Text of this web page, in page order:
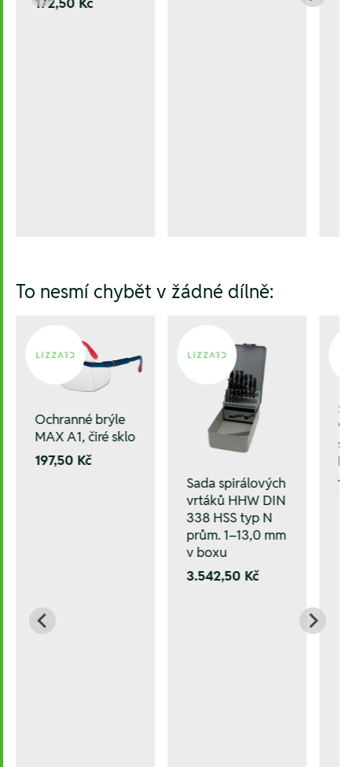
172,50 Kč
To nesmí chybět v žádné dílně:
Ochranné brýle
MAX A1, čiré sklo
197,50 Kč
Sada spirálových
vrtáků HHW DIN
338 HSS typ N
prům. 1–13,0 mm
v boxu
3.542,50 Kč
9
s